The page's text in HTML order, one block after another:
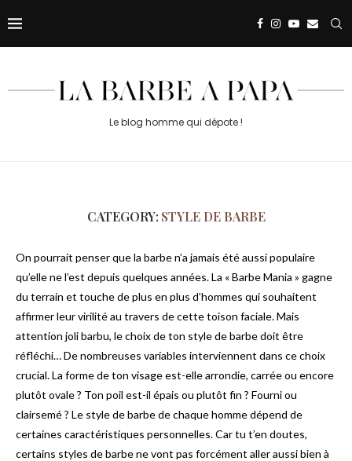
Le blog homme qui dépote !
CATEGORY: STYLE DE BARBE
On pourrait penser que la barbe n’a jamais été aussi populaire
qu’elle ne l’est depuis quelques années. La « Barbe Mania » gagne
du terrain et touche de plus en plus d’hommes qui souhaitent
affirmer leur virilité au travers de cette toison faciale. Mais
attention joli barbu, le choix de ton style de barbe doit être
réfléchi… De nombreuses variables interviennent dans ce choix
crucial. La forme de ton visage est-elle arrondie, carrée ou encore
plutôt ovale ? Ton poil est-il épais ou plutôt fin ? Fourni ou
clairsemé ? Le style de barbe de chaque homme dépend de
certaines caractéristiques personnelles. Car tu t’en doutes,
certains styles de barbe ne vont pas forcément aller aussi bien à